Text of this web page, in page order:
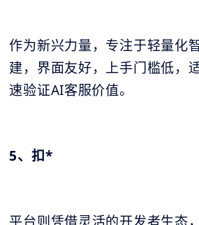
作为新兴力量，专注于轻量化
建，界面友好，上手门槛低，
速验证AI客服价值。
5、扣*
平台则凭借灵活的开发者生态